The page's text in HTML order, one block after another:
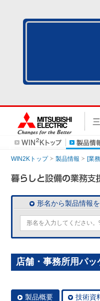
WIN2Kトップ 製品情報 [業
形名から製品情報
店舗・事務所用パ
製品概要 技術資